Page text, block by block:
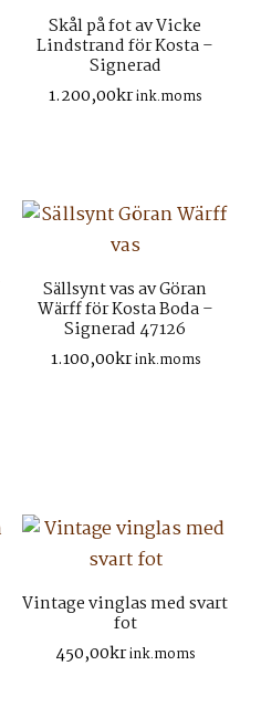
Skål på fot av Vicke
Lindstrand för Kosta –
Signerad
1.200,00krink.moms
Sällsynt vas av Göran
Wärff för Kosta Boda –
Signerad 47126
1.100,00krink.moms
Vintage vinglas med svart
fot
450,00krink.moms